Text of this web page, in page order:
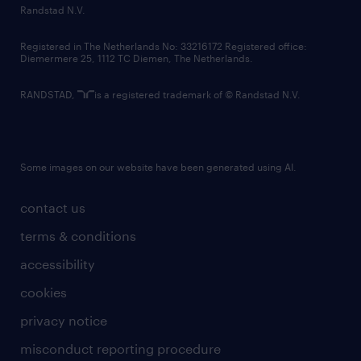
country websites
contact us
terms & conditions
accessibility
cookies
privacy notice
misconduct reporting procedure
Randstad N.V.
Registered in The Netherlands No: 33216172 Registered office:
Diemermere 25, 1112 TC Diemen, The Netherlands.
RANDSTAD, is a registered trademark of © Randstad N.V.
Some images on our website have been generated using AI.